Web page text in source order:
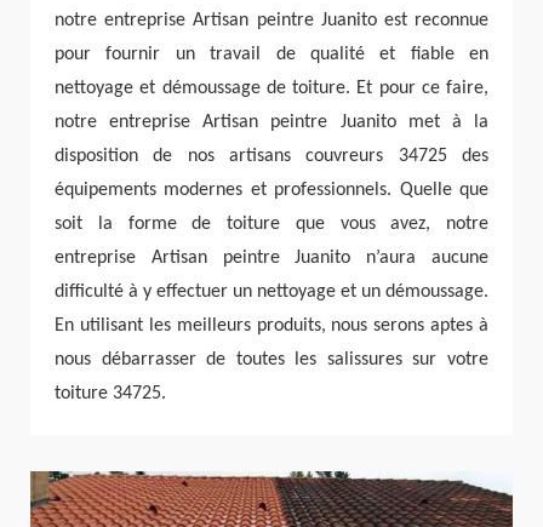
notre entreprise Artisan peintre Juanito est reconnue
pour fournir un travail de qualité et fiable en
nettoyage et démoussage de toiture. Et pour ce faire,
notre entreprise Artisan peintre Juanito met à la
disposition de nos artisans couvreurs 34725 des
équipements modernes et professionnels. Quelle que
soit la forme de toiture que vous avez, notre
entreprise Artisan peintre Juanito n’aura aucune
difficulté à y effectuer un nettoyage et un démoussage.
En utilisant les meilleurs produits, nous serons aptes à
nous débarrasser de toutes les salissures sur votre
toiture 34725.